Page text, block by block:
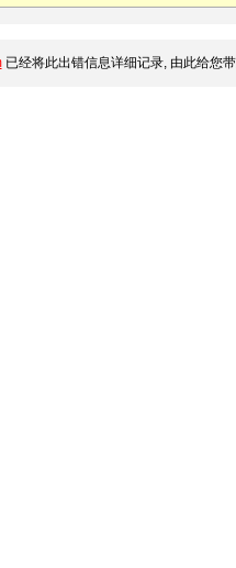
已经将此出错信息详细记录, 由此给您